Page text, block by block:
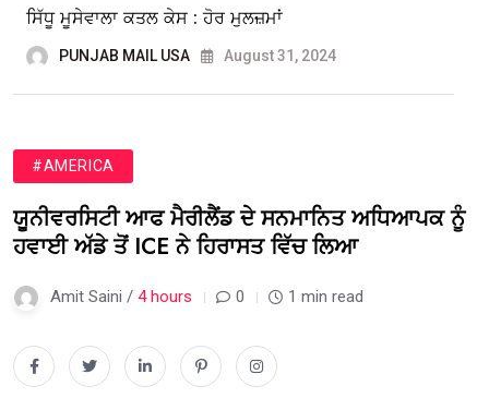
ਸਿੱਧੂ ਮੂਸੇਵਾਲਾ ਕਤਲ ਕੇਸ : ਹੋਰ ਮੁਲਜ਼ਮਾਂ
PUNJAB MAIL USA August 31, 2024
#AMERICA
ਯੂਨੀਵਰਸਿਟੀ ਆਫ ਮੈਰੀਲੈਂਡ ਦੇ ਸਨਮਾਨਿਤ ਅਧਿਆਪਕ ਨੂੰ
ਹਵਾਈ ਅੱਡੇ ਤੋਂ ICE ਨੇ ਹਿਰਾਸਤ ਵਿੱਚ ਲਿਆ
Amit Saini / 4 hours 0 1 min read